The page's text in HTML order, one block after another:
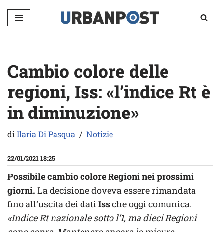
Vai
Cambio colore delle
regioni, Iss: «l’indice Rt è
in diminuzione»
diIlaria Di Pasqua Notizie
22/01/2021 18:25
Possibile cambio colore Regioni nei prossimi
giorni. La decisione doveva essere rimandata
fino all’uscita dei datiIssche oggi comunica:
«Indice Rt nazionale sotto l’1, ma dieci Regioni